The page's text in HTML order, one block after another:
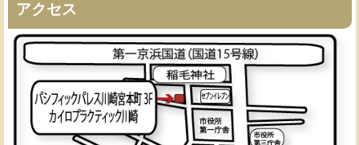
アクセス